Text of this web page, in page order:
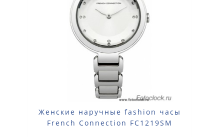
Женские наручные fashion часы
French Connection FC1219SM